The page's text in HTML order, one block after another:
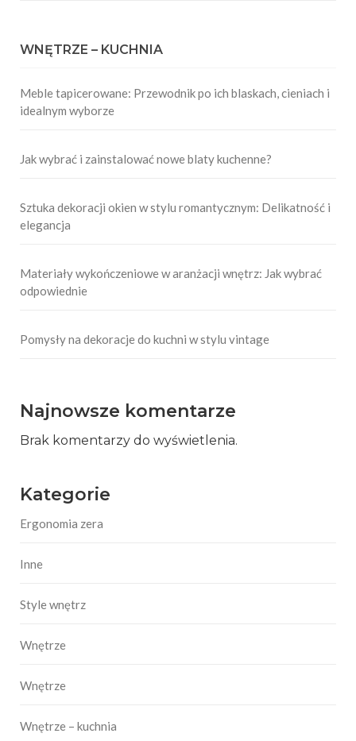
WNĘTRZE – KUCHNIA
Meble tapicerowane: Przewodnik po ich blaskach, cieniach i
idealnym wyborze
Jak wybrać i zainstalować nowe blaty kuchenne?
Sztuka dekoracji okien w stylu romantycznym: Delikatność i
elegancja
Materiały wykończeniowe w aranżacji wnętrz: Jak wybrać
odpowiednie
Pomysły na dekoracje do kuchni w stylu vintage
Najnowsze komentarze
Brak komentarzy do wyświetlenia.
Kategorie
Ergonomia zera
Inne
Style wnętrz
Wnętrze
Wnętrze
Wnętrze – kuchnia